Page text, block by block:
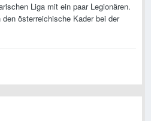
Liga mit ein paar Legionären.
österreichische Kader bei der